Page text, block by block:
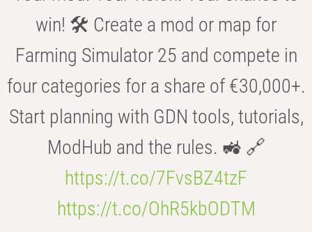
win! 🛠️ Create a mod or map for
Farming Simulator 25 and compete in
four categories for a share of €30,000+.
Start planning with GDN tools, tutorials,
ModHub and the rules. 🚜 🔗
https://t.co/7FvsBZ4tzF
https://t.co/OhR5kbODTM